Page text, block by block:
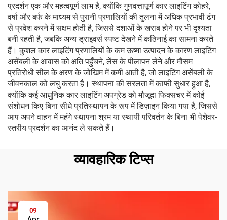
प्रदर्शन एक और महत्वपूर्ण लाभ है, क्योंकि गुणवत्तापूर्ण कार लाइटिंग कोहरे,
वर्षा और बर्फ के माध्यम से पुरानी प्रणालियों की तुलना में अधिक प्रभावी ढंग
से प्रवेश करने में सक्षम होती है, जिससे दशाओं के खराब होने पर भी दृश्यता
बनी रहती है, जबकि अन्य ड्राइवर्स स्पष्ट देखने में कठिनाई का सामना करते
हैं। कुशल कार लाइटिंग प्रणालियों के कम ऊष्मा उत्पादन के कारण लाइटिंग
असेंबली के आवास को क्षति पहुँचने, लेंस के पीलापन लेने और मौसम
प्रतिरोधी सील के क्षरण के जोखिम में कमी आती है, जो लाइटिंग असेंबली के
जीवनकाल को लघु करता है। स्थापना की सरलता में काफी सुधार हुआ है,
क्योंकि कई आधुनिक कार लाइटिंग अपग्रेड को मौजूदा फिक्सचर में कोई
संशोधन किए बिना सीधे प्रतिस्थापन के रूप में डिज़ाइन किया गया है, जिससे
आप अपने वाहन में महंगे स्थापना श्रम या स्थायी परिवर्तन के बिना भी पेशेवर-
स्तरीय प्रदर्शन का आनंद ले सकते हैं।
व्यावहारिक टिप्स
09